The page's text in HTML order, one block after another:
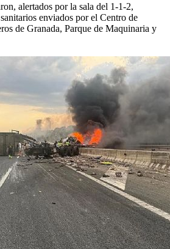
alertados por la sala del 1-1-2,
enviados por el Centro de
de Granada, Parque de Maquinaria y